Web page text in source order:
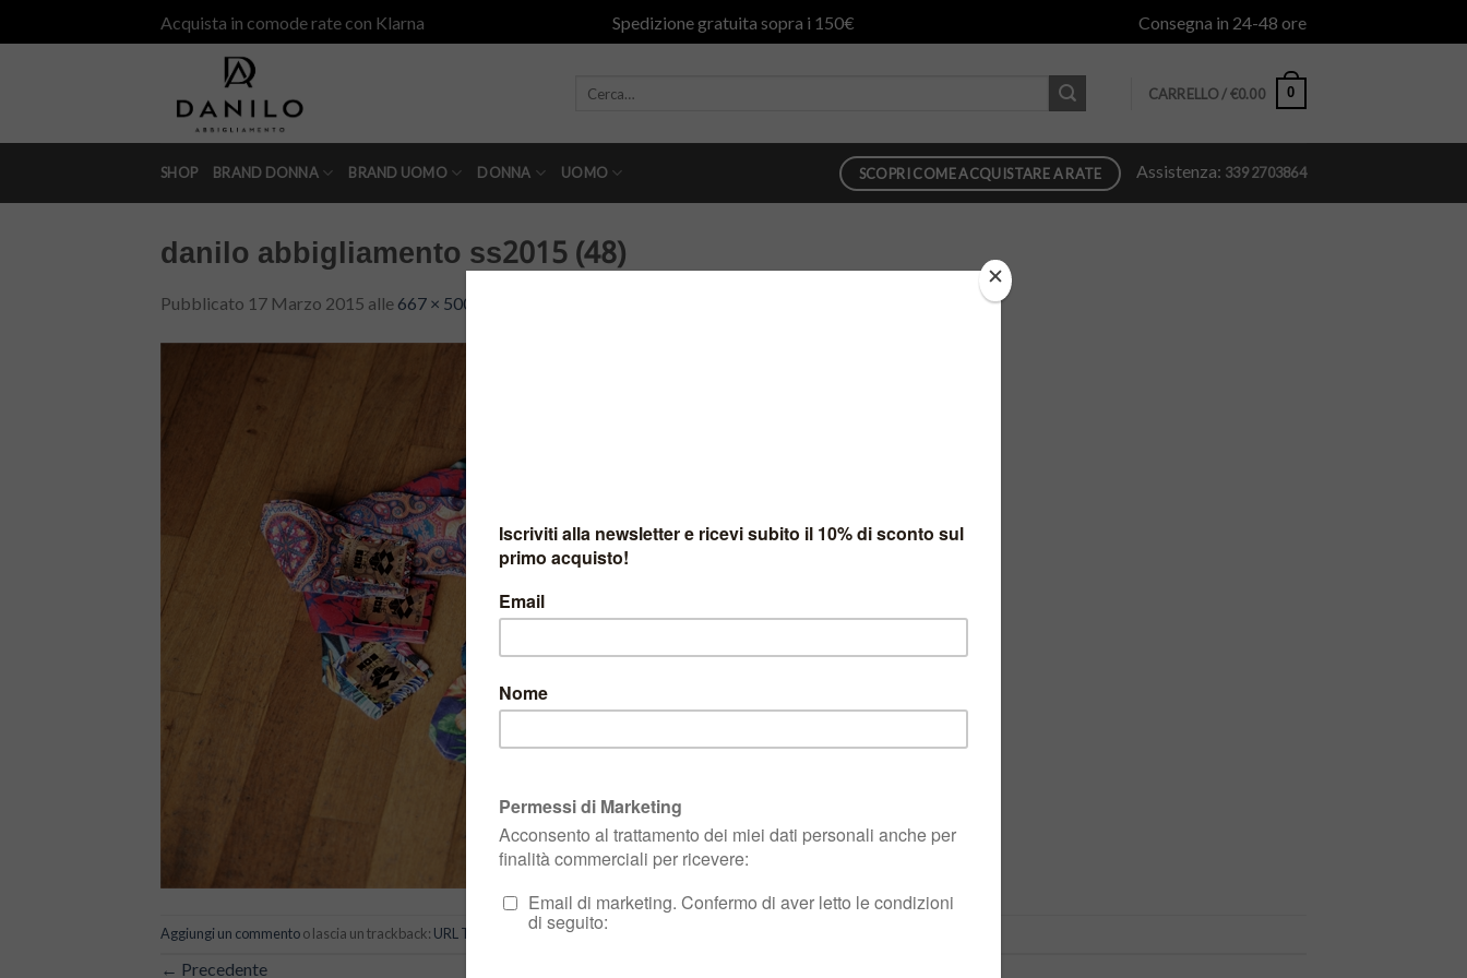
to
Acquista in comode rate con Klarna Spedizione gratuita sopra i 150€ Consegna in 24-48 ore
CARRELLO /€0.00 0
SHOP BRAND DONNA BRAND UOMO DONNA UOMO SCOPRI COME ACQUISTARE A RATE Assistenza: 339 2703864
danilo abbigliamento ss2015 (48)
Pubblicato 17 Marzo 2015 alle 667 × 500
Aggiungi un commentoo lascia un trackback: URL Trackback
← Precedente